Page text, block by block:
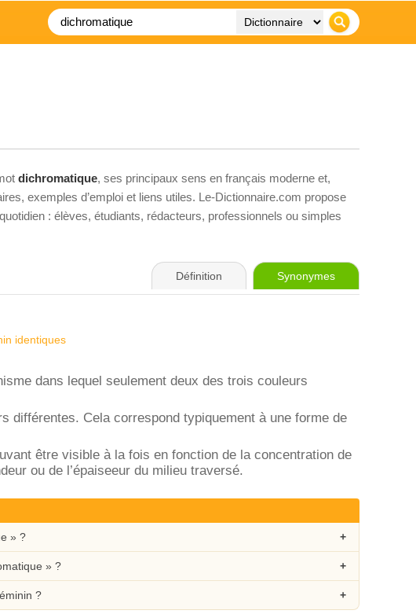
dichromatique, ses principaux sens en français moderne et,
exemples d’emploi et liens utiles. Le-Dictionnaire.com propose
: élèves, étudiants, rédacteurs, professionnels ou simples
Définition Synonymes
identiques
dans lequel seulement deux des trois couleurs
différentes. Cela correspond typiquement à une forme de
être visible à la fois en fonction de la concentration de
ou de l’épaiseeur du milieu traversé.
» ?
» ?
?